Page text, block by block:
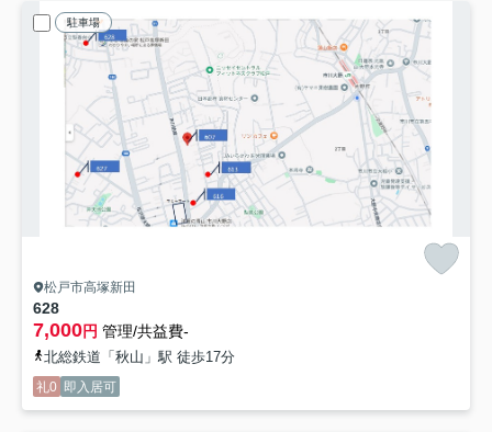
駐車場
松戸市高塚新田
628
7,000円 管理/共益費-
北総鉄道「秋山」駅 徒歩17分
礼0 即入居可